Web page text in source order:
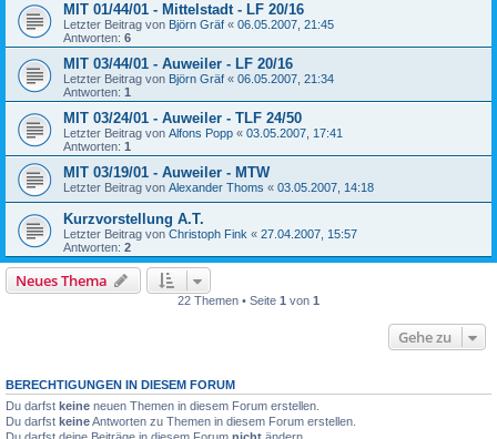
MIT 01/44/01 - Mittelstadt - LF 20/16
Letzter Beitrag von Björn Gräf « 06.05.2007, 21:45
Antworten: 6
MIT 03/44/01 - Auweiler - LF 20/16
Letzter Beitrag von Björn Gräf « 06.05.2007, 21:34
Antworten: 1
MIT 03/24/01 - Auweiler - TLF 24/50
Letzter Beitrag von Alfons Popp « 03.05.2007, 17:41
Antworten: 1
MIT 03/19/01 - Auweiler - MTW
Letzter Beitrag von Alexander Thoms « 03.05.2007, 14:18
Kurzvorstellung A.T.
Letzter Beitrag von Christoph Fink « 27.04.2007, 15:57
Antworten: 2
Neues Thema
22 Themen • Seite 1 von 1
Gehe zu
BERECHTIGUNGEN IN DIESEM FORUM
Du darfst keine neuen Themen in diesem Forum erstellen.
Du darfst keineAntworten zu Themen in diesem Forum erstellen.